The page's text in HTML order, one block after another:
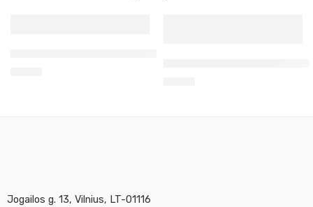
Jogailos g. 13, Vilnius, LT-01116